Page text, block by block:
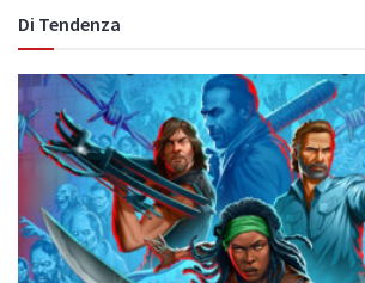
Di Tendenza